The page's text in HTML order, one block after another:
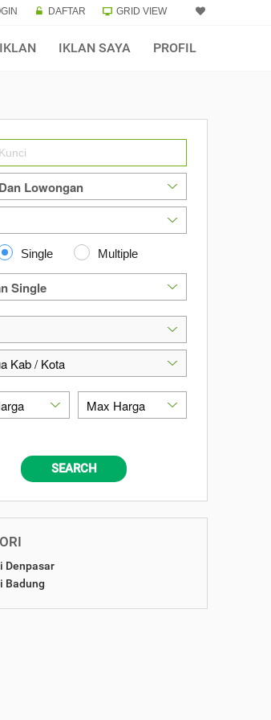
DAFTAR GRID VIEW
IKLAN SAYA PROFIL
Profesional
Marketing
Digital Marketing
Single Multiple
SEARCH
Denpasar
Badung